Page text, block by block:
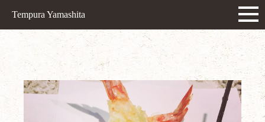
Tempura Yamashita